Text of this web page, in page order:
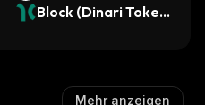
Block (Dinari Tokeni
Mehr anzeigen